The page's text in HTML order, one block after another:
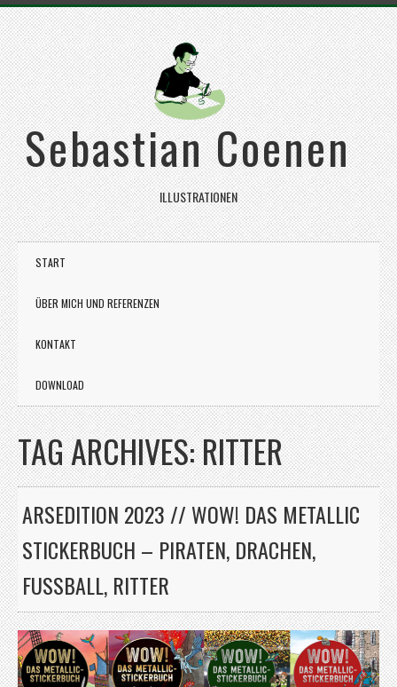
Sebastian Coenen
ILLUSTRATIONEN
START
ÜBER MICH UND REFERENZEN
KONTAKT
DOWNLOAD
TAG ARCHIVES:RITTER
ARSEDITION 2023 // WOW! DAS METALLIC
STICKERBUCH – PIRATEN, DRACHEN,
FUSSBALL, RITTER